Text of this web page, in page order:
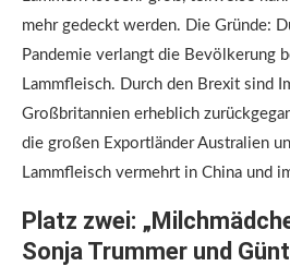
mehr gedeckt werden. Die Gründe:
Pandemie verlangt die Bevölkerung
Lammfleisch. Durch den Brexit sind
Großbritannien erheblich
die großen Exportländer Australien
Lammfleisch vermehrt in China und
Platz zwei:
Sonja Trummer und